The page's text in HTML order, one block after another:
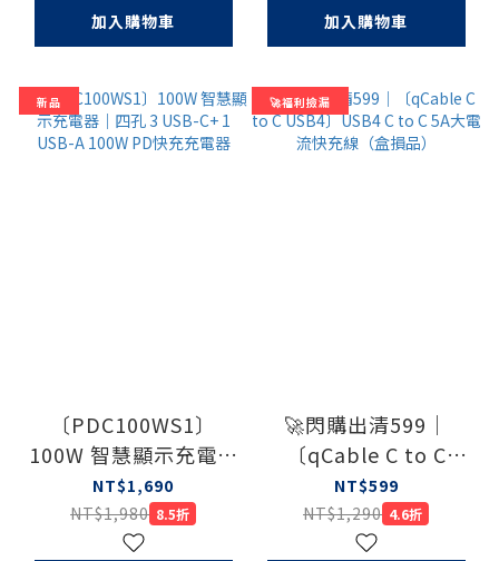
加入購物車 加入購物車
新品
〔PDC100WS1〕
100W 智慧顯示充電器
｜四孔 3 USB-C+ 1
USB-A 100W PD快充
充電器
NT$1,690
NT$1,980 8.5折
🚀福利撿漏
🚀閃購出清599｜
〔qCable C to C
USB4〕USB4 C to C
5A大電流快充線（盒
損品）
NT$599
NT$1,290 4.6折